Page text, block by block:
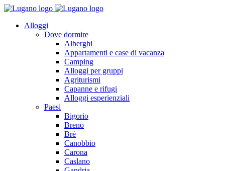
Alloggi
Dove dormire
Alberghi
Appartamenti e case di vacanza
Camping
Alloggi per gruppi
Agriturismi
Capanne e rifugi
Alloggi esperienziali
Paesi
Bigorio
Breno
Brè
Canobbio
Carona
Caslano